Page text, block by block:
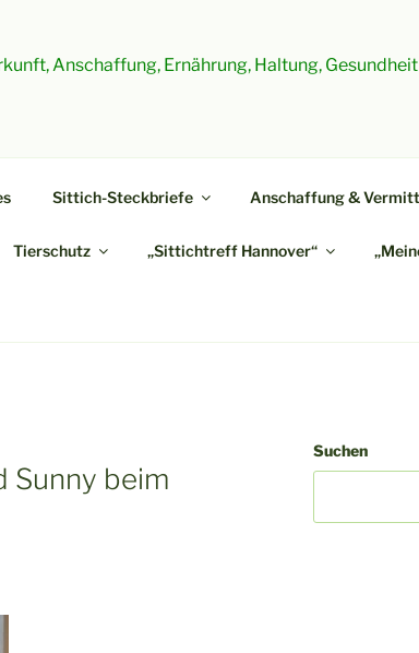
Anschaffung, Ernährung, Haltung,
Sittich-Steckbriefe Anschaffung &
Tierschutz „Sittichtreff Hannover“
Sunny beim
Suchen